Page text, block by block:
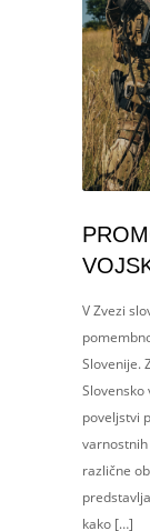
V Zvezi
Slovenije.
poveljstvi
različne
kako […]